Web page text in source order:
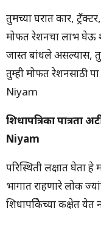
तुमच्या घरात कार,
मोफत रेशनचा लाभ घेऊ
जास्त बांधले असल्यास,
तुम्ही मोफत रेशनसाठी
Niyam
शिधापत्रिका
Niyam
परिस्थिती लक्षात घेता
भागात राहणारे लोक
शिधापत्रिकेच्या कक्षेत येत